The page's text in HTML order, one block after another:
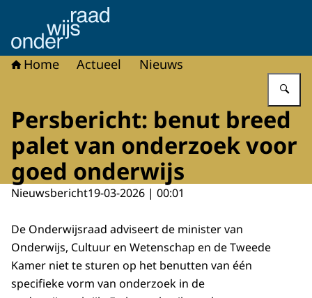
Naar de homepage van Onderwijsraad
Home Actueel Nieuws
Persbericht: benut breed
palet van onderzoek voor
goed onderwijs
Nieuwsbericht19-03-2026 | 00:01
De Onderwijsraad adviseert de minister van
Onderwijs, Cultuur en Wetenschap en de Tweede
Kamer niet te sturen op het benutten van één
specifieke vorm van onderzoek in de